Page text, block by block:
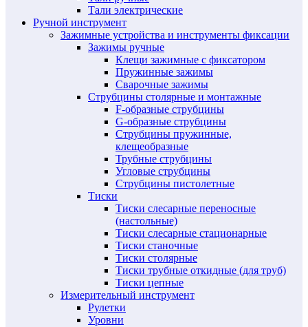
Тали электрические
Ручной инструмент
Зажимные устройства и инструменты фиксации
Зажимы ручные
Клещи зажимные с фиксатором
Пружинные зажимы
Сварочные зажимы
Струбцины столярные и монтажные
F-образные струбцины
G-образные струбцины
Струбцины пружинные,
клещеобразные
Трубные струбцины
Угловые струбцины
Струбцины пистолетные
Тиски
Тиски слесарные переносные
(настольные)
Тиски слесарные стационарные
Тиски станочные
Тиски столярные
Тиски трубные откидные (для труб)
Тиски цепные
Измерительный инструмент
Рулетки
Уровни